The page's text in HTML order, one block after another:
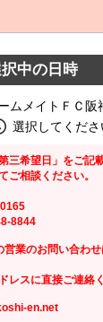
中の日時
メイトＦＣ阪
選択してくださ
希望日」をご記載
相談ください。
8844
業のお問い合わ
レスに直接ご連絡
en.net